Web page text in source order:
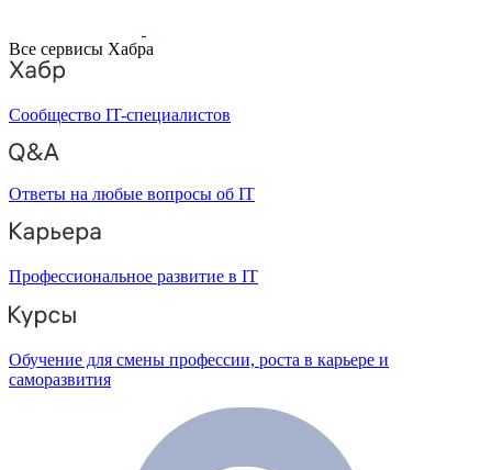
Все сервисы Хабра
Сообщество IT-специалистов
Ответы на любые вопросы об IT
Профессиональное развитие в IT
Обучение для смены профессии, роста в карьере и
саморазвития